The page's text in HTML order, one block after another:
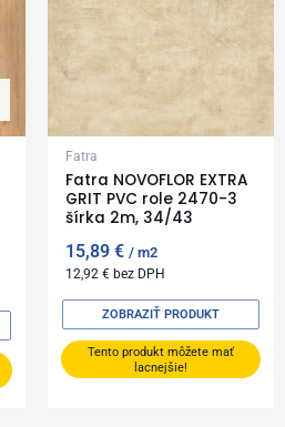
Fatra
Fatra NOVOFLOR EXTRA
GRIT PVC role 2470-3
šírka 2m, 34/43
15,89€ m2
12,92€ bez DPH
Tento produkt môžete mať
lacnejšie!
ZOBRAZIŤ PRODUKT